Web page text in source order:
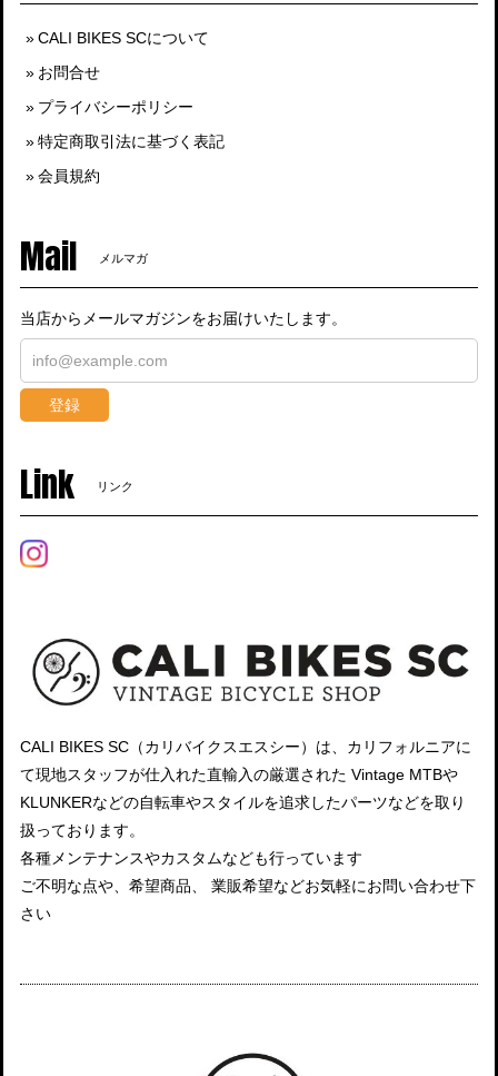
CALI BIKES SCについて
お問合せ
プライバシーポリシー
特定商取引法に基づく表記
会員規約
Mail メルマガ
当店からメールマガジンをお届けいたします。
登録
Link リンク
CALI BIKES SC（カリバイクスエスシー）は、カリフォルニアに
て現地スタッフが仕入れた直輸入の厳選された Vintage MTBや
KLUNKERなどの自転車やスタイルを追求したパーツなどを取り
扱っております。
各種メンテナンスやカスタムなども行っています
ご不明な点や、希望商品、 業販希望などお気軽にお問い合わせ下
さい